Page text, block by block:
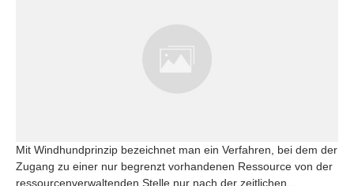
Mit Windhundprinzip bezeichnet man ein Verfahren, bei dem der
Zugang zu einer nur begrenzt vorhandenen Ressource von der
ressourcenverwaltenden Stelle nur nach der zeitlichen